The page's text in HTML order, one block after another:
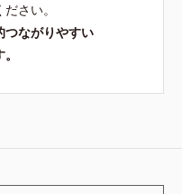
さい。
つながりやすい